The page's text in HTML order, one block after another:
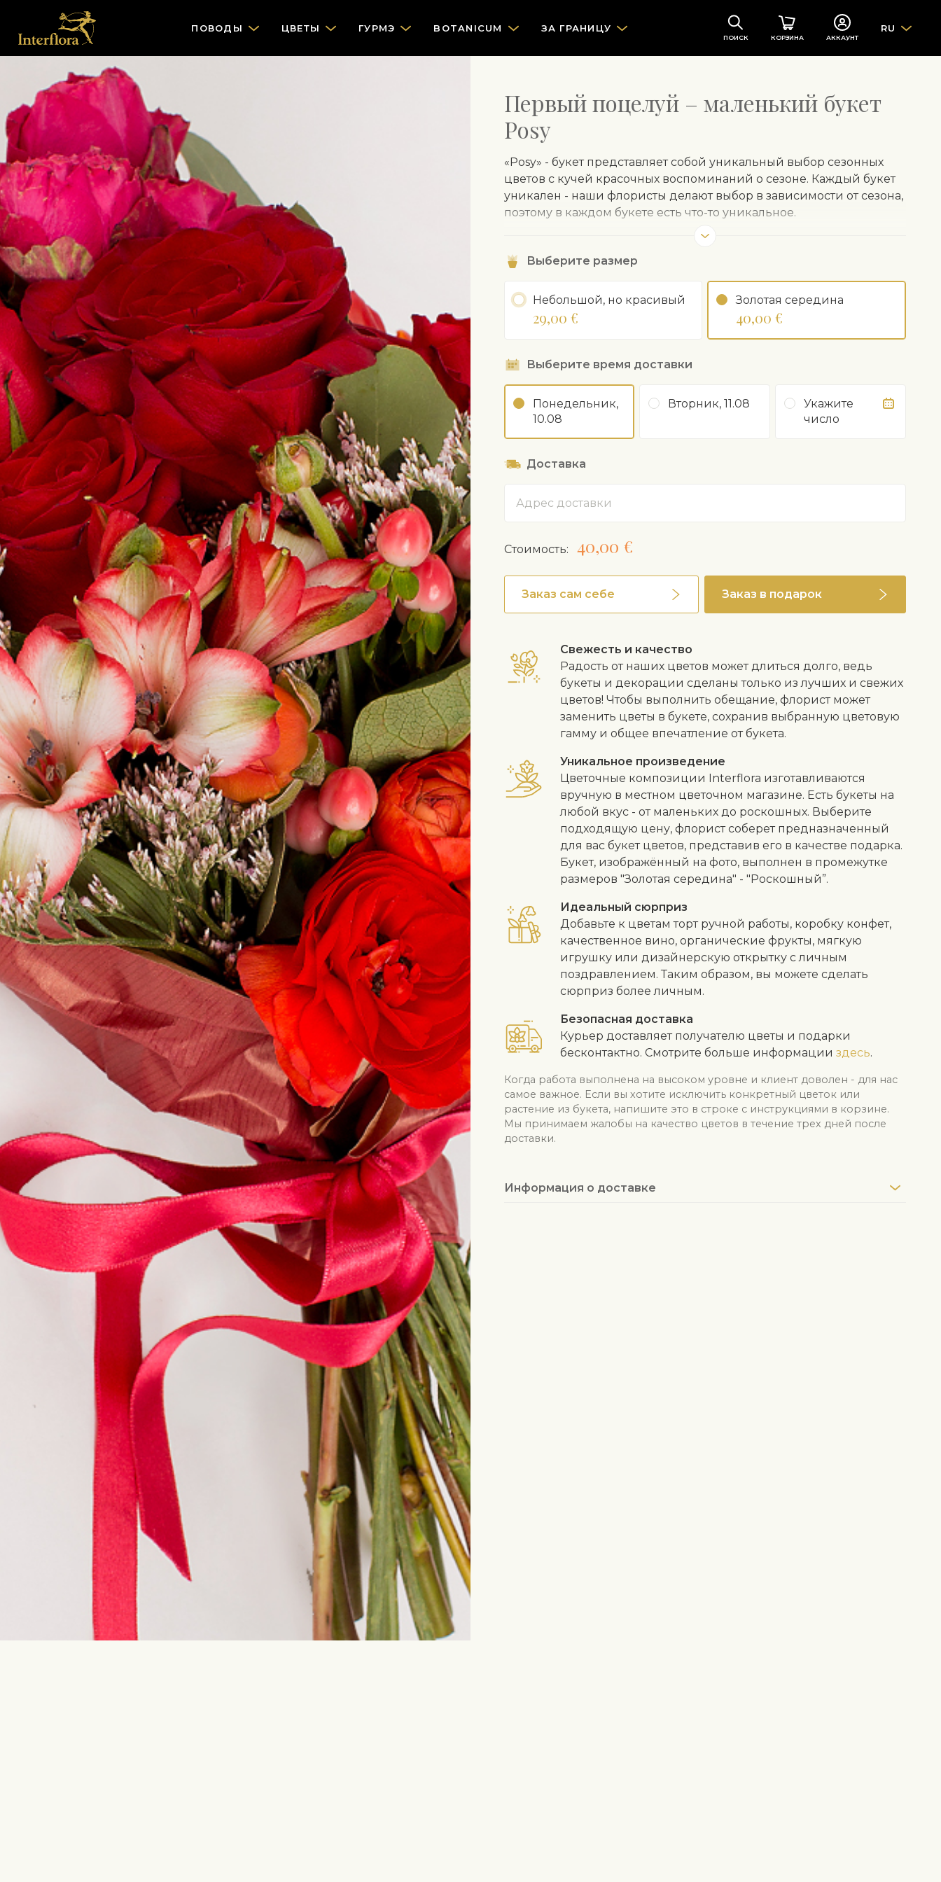
ПОВОДЫ ЦВЕТЫ ГУРМЭ BOTANICUM ЗА ГРАНИЦУ
ПОИСК КОРЗИНА АККАУНТ
RU
Первый поцелуй – маленький букет
Posy
«Posy» - букет представляет собой уникальный выбор сезонных
цветов с кучей красочных воспоминаний о сезоне. Каждый букет
уникален - наши флористы делают выбор в зависимости от сезона,
поэтому в каждом букете есть что-то уникальное.
Чтобы защитить чувствительные сезонные цветы, наши флористы
обертывают цветы в оберточную бумагу, которую мы рекомендуем
Содержимое букета, завернутого в оберточную бумагу, может
варьироваться в зависимости от сезона и наличия цветов.
Выберите размер
Небольшой, но красивый
29,00 €
Золотая середина
40,00 €
Выберите время доставки
Понедельник,
10.08
Вторник, 11.08
Укажите
число
Доставка
Cтоимость: 40,00 €
Заказ сам себе Заказ в подарок
Свежесть и качество
Радость от наших цветов может длиться долго, ведь
букеты и декорации сделаны только из лучших и свежих
цветов! Чтобы выполнить обещание, флорист может
заменить цветы в букете, сохранив выбранную цветовую
гамму и общее впечатление от букета.
Уникальное произведение
Цветочные композиции Interflora изготавливаются
вручную в местном цветочном магазине. Есть букеты на
любой вкус - от маленьких до роскошных. Выберите
подходящую цену, флорист соберет предназначенный
для вас букет цветов, представив его в качестве подарка.
Букет, изображённый на фото, выполнен в промежутке
размеров "Золотая середина" - "Роскошный”.
Идеальный сюрприз
Добавьте к цветам торт ручной работы, коробку конфет,
качественное вино, органические фрукты, мягкую
игрушку или дизайнерскую открытку с личным
поздравлением. Таким образом, вы можете сделать
сюрприз более личным.
Безопасная доставка
Курьер доставляет получателю цветы и подарки
бесконтактно. Смотрите больше информации здесь.
Когда работа выполнена на высоком уровне и клиент доволен - для нас
самое важное. Если вы хотите исключить конкретный цветок или
растение из букета, напишите это в строке с инструкциями в корзине.
Мы принимаем жалобы на качество цветов в течение трех дней после
доставки.
Информация о доставке